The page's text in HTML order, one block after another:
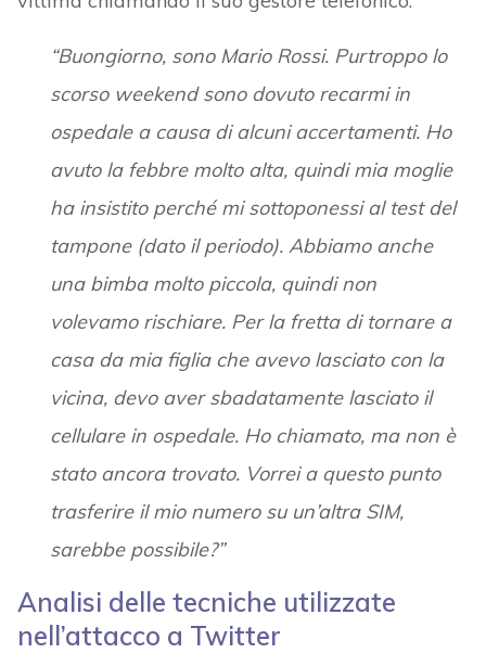
“Buongiorno, sono Mario Rossi. Purtroppo lo
scorso weekend sono dovuto recarmi in
ospedale a causa di alcuni accertamenti. Ho
avuto la febbre molto alta, quindi mia moglie
ha insistito perché mi sottoponessi al test del
tampone (dato il periodo). Abbiamo anche
una bimba molto piccola, quindi non
volevamo rischiare. Per la fretta di tornare a
casa da mia figlia che avevo lasciato con la
vicina, devo aver sbadatamente lasciato il
cellulare in ospedale. Ho chiamato, ma non è
stato ancora trovato. Vorrei a questo punto
trasferire il mio numero su un’altra SIM,
sarebbe possibile?”
Analisi delle tecniche utilizzate
nell’attacco a Twitter